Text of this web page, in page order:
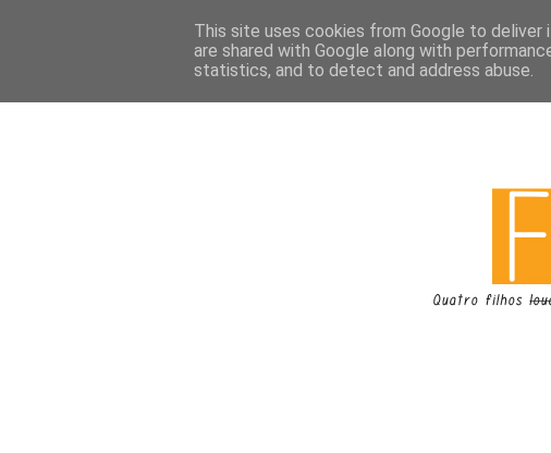
This site uses cookies from Google to deliver
are shared with Google along with
statistics, and to detect and address abuse.